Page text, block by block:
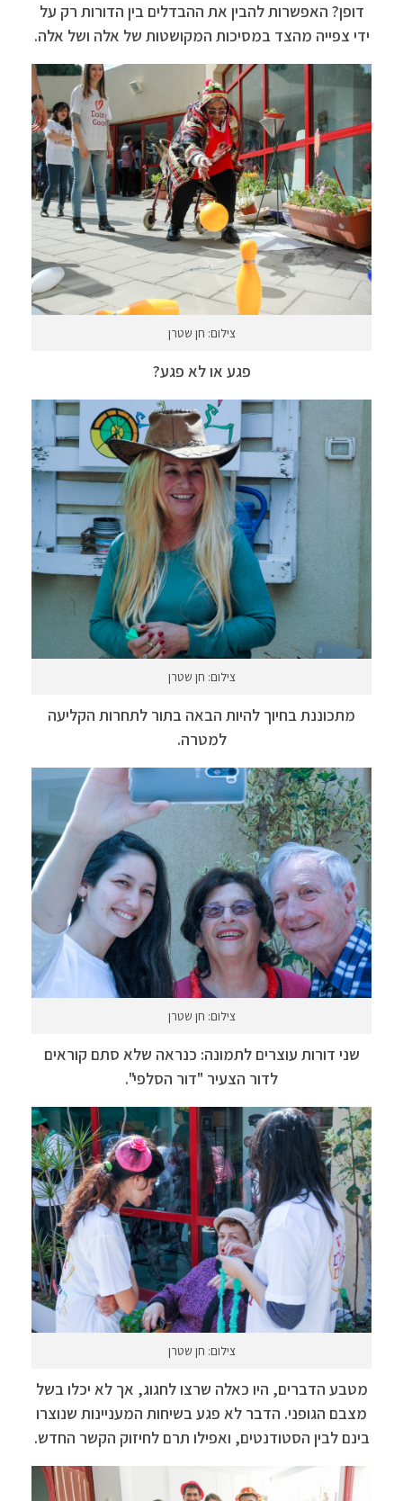
דופן? האפשרות להבין את ההבדלים בין הדורות רק על
ידי צפייה מהצד במסיכות המקושטות של אלה ושל אלה.
צילום: חן שטרן
פגע או לא פגע?
צילום: חן שטרן
מתכוננת בחיוך להיות הבאה בתור לתחרות הקליעה
למטרה.
צילום: חן שטרן
שני דורות עוצרים לתמונה: כנראה שלא סתם קוראים
לדור הצעיר "דור הסלפי".
צילום: חן שטרן
מטבע הדברים, היו כאלה שרצו לחגוג, אך לא יכלו בשל
מצבם הגופני. הדבר לא פגע בשיחות המעניינות שנוצרו
בינם לבין הסטודנטים, ואפילו תרם לחיזוק הקשר החדש.